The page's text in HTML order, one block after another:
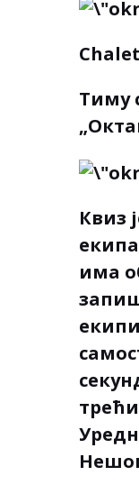
Тиму
Квиз
има